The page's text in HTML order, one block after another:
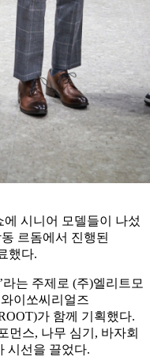
시니어 모델들이 나섰
르돔에서 진행된
했다.
는 주제로 (주)엘리트모
이쏘씨리얼즈
가 함께 기획했다.
먼스, 나무 심기, 바자회
시선을 끌었다.